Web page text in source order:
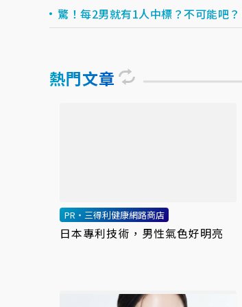
驚！每2男就有1人中標？不可能吧？
熱門文章
PR・三得利健康網路商店
日本專利技術，男性氣色好明亮